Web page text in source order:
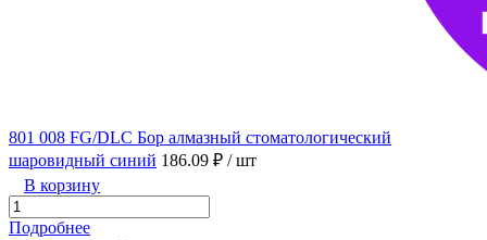
801 008 FG/DLC Бор алмазный стоматологический
шаровидный синий 186.09 ₽ / шт
В корзину
Подробнее